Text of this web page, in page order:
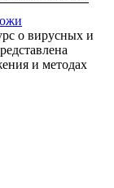
о вирусных и
и методах